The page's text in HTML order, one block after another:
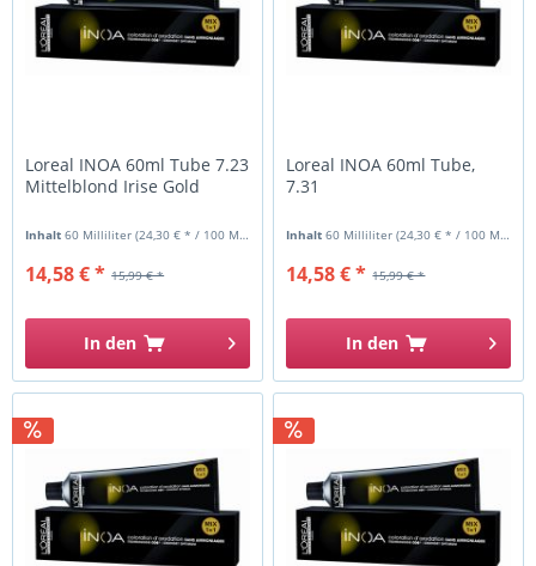
Loreal INOA 60ml Tube 7.23
Mittelblond Irise Gold
Inhalt60 Milliliter(24,30 € * / 100 Milliliter)
15,99 € *
14,58 € *
In den
Loreal INOA 60ml Tube,
7.31
Inhalt60 Milliliter(24,30 € * / 100 Milliliter)
15,99 € *
14,58 € *
In den